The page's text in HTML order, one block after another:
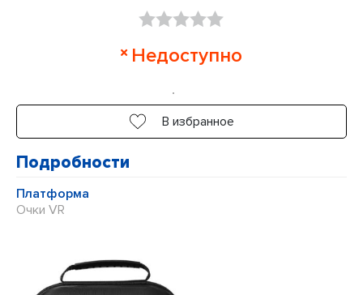
5
Недоступно
В избранное
Подробности
Платформа
Очки VR